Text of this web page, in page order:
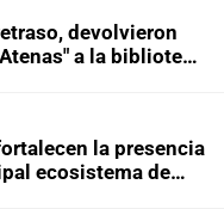
devolvieron
a la biblioteca
la presencia
ecosistema de